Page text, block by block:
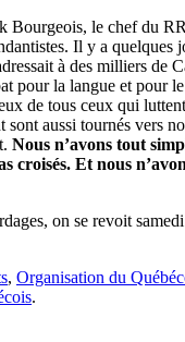
Bourgeois, le chef du
Il y a quelques
à des milliers de
pour la langue et pour
de tous ceux qui
sont aussi tournés vers
Nous n’avons tout
croisés. Et nous
on se revoit
, Organisation du
.